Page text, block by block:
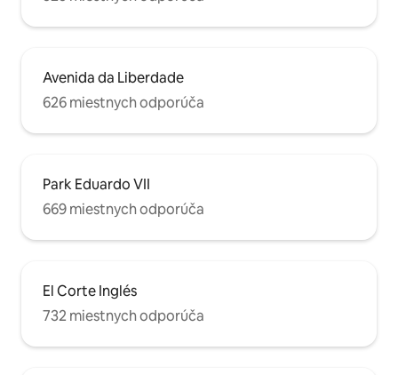
Avenida da Liberdade
626 miestnych odporúča
Park Eduardo VII
669 miestnych odporúča
El Corte Inglés
732 miestnych odporúča